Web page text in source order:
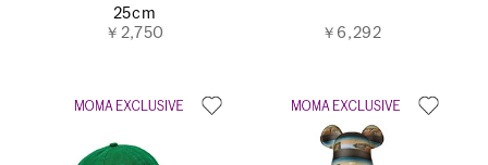
25cm
￥2,750
￥6,292